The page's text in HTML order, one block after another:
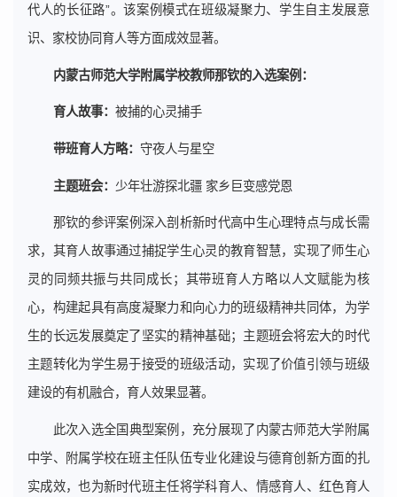
代人的长征路”。该案例模式在班级凝聚力、学生自主发展意
识、家校协同育人等方面成效显著。
内蒙古师范大学附属学校教师那钦的入选案例：
育人故事： 被捕的心灵捕手
带班育人方略： 守夜人与星空
主题班会： 少年壮游探北疆 家乡巨变感党恩
那钦的参评案例深入剖析新时代高中生心理特点与成长需
求，其育人故事通过捕捉学生心灵的教育智慧，实现了师生心
灵的同频共振与共同成长；其带班育人方略以人文赋能为核
心，构建起具有高度凝聚力和向心力的班级精神共同体，为学
生的长远发展奠定了坚实的精神基础；主题班会将宏大的时代
主题转化为学生易于接受的班级活动，实现了价值引领与班级
建设的有机融合，育人效果显著。
此次入选全国典型案例，充分展现了内蒙古师范大学附属
中学、附属学校在班主任队伍专业化建设与德育创新方面的扎
实成效，也为新时代班主任将学科育人、情感育人、红色育人